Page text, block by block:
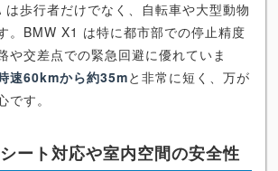
歩行者だけでなく、自転車や大型動物
。BMW X1 は特に都市部での停止精度
や交差点での緊急回避に優れていま
速60kmから約35mと非常に短く、万が
す。
ート対応や室内空間の安全性